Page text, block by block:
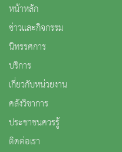
หน้าหลัก
ข่าวและกิจกรรม
นิทรรศการ
บริการ
เกี่ยวกับหน่วยงาน
คลังวิชาการ
ประชาชนควรรู้
ติดต่อเรา